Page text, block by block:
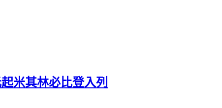
米其林必比登入列